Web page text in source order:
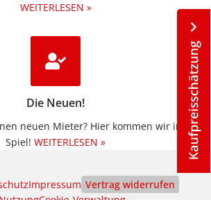
WEITERLESEN »
Die Neuen!
neuen Mieter? Hier kommen wir ins
Spiel! WEITERLESEN »
Impressum Vertrag widerrufen